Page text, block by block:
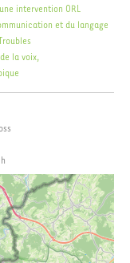
intervention ORL
et du langage
la voix,